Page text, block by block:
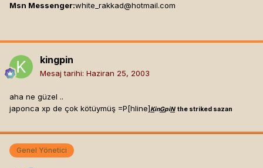
Msn Messenger:white_rakkad@hotmail.com
kingpin
Mesaj tarihi: Haziran 25, 2003
aha ne güzel ..
japonca xp de çok kötüymüş =P[hline]KinGpiN the striked sazan
Genel Yönetici